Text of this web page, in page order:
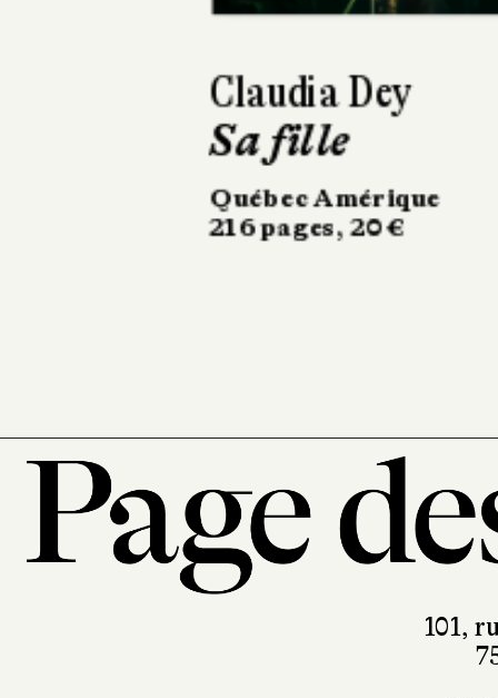
Marion Fayolle
Petit Fruit
Gallimard
120 pages, 16 €
101,